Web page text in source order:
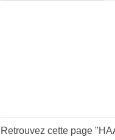
Retrouvez cette page